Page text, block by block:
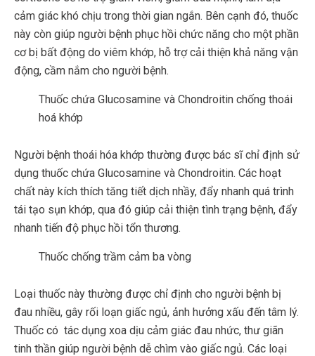
cảm giác khó chịu trong thời gian ngắn. Bên cạnh đó, thuốc
này còn giúp người bệnh phục hồi chức năng cho một phần
cơ bị bất động do viêm khớp, hỗ trợ cải thiện khả năng vận
động, cầm nắm cho người bệnh.
Thuốc chứa Glucosamine và Chondroitin chống thoái
hoá khớp
Người bệnh thoái hóa khớp thường được bác sĩ chỉ định sử
dụng thuốc chứa Glucosamine và Chondroitin. Các hoạt
chất này kích thích tăng tiết dịch nhầy, đẩy nhanh quá trình
tái tạo sụn khớp, qua đó giúp cải thiện tình trạng bệnh, đẩy
nhanh tiến độ phục hồi tổn thương.
Thuốc chống trầm cảm ba vòng
Loại thuốc này thường được chỉ định cho người bệnh bị
đau nhiều, gây rối loạn giấc ngủ, ảnh hưởng xấu đến tâm lý.
Thuốc có tác dụng xoa dịu cảm giác đau nhức, thư giãn
tinh thần giúp người bệnh dễ chìm vào giấc ngủ. Các loại